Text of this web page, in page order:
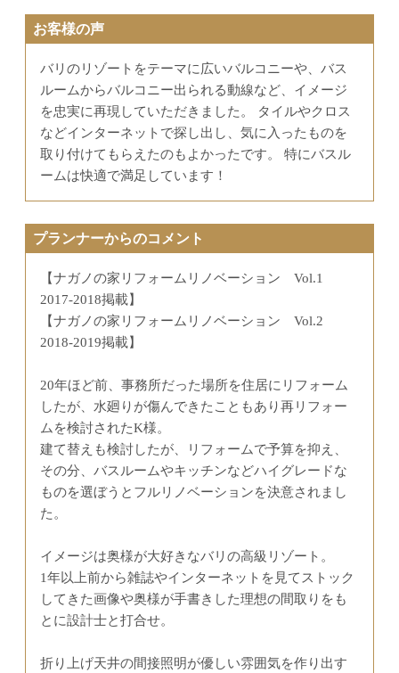
お客様の声
バリのリゾートをテーマに広いバルコニーや、バス
ルームからバルコニー出られる動線など、イメージ
を忠実に再現していただきました。 タイルやクロス
などインターネットで探し出し、気に入ったものを
取り付けてもらえたのもよかったです。 特にバスル
ームは快適で満足しています！
プランナーからのコメント
【ナガノの家リフォームリノベーション Vol.1
2017-2018掲載】
【ナガノの家リフォームリノベーション Vol.2
2018-2019掲載】
20年ほど前、事務所だった場所を住居にリフォーム
したが、水廻りが傷んできたこともあり再リフォー
ムを検討されたK様。
建て替えも検討したが、リフォームで予算を抑え、
その分、バスルームやキッチンなどハイグレードな
ものを選ぼうとフルリノベーションを決意されまし
た。
イメージは奥様が大好きなバリの高級リゾート。
1年以上前から雑誌やインターネットを見てストック
してきた画像や奥様が手書きした理想の間取りをも
とに設計士と打合せ。
折り上げ天井の間接照明が優しい雰囲気を作り出す